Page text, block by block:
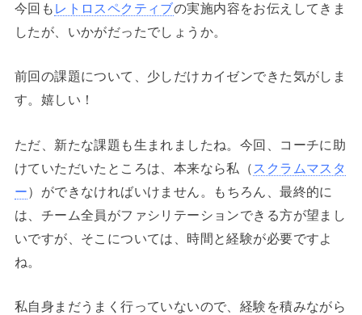
今回も レトロスペクティブの実施内容をお伝えしてきま
したが、いかがだったでしょうか。
前回の課題について、少しだけカイゼンできた気がしま
す。嬉しい！
ただ、新たな課題も生まれましたね。今回、コーチに助
けていただいたところは、本来なら私（ スクラムマスタ
ー）ができなければいけません。もちろん、最終的に
は、チーム全員がファシリテーションできる方が望まし
いですが、そこについては、時間と経験が必要ですよ
ね。
私自身まだうまく行っていないので、経験を積みながら